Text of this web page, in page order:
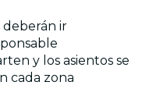
deberán ir
y los asientos se
cada zona